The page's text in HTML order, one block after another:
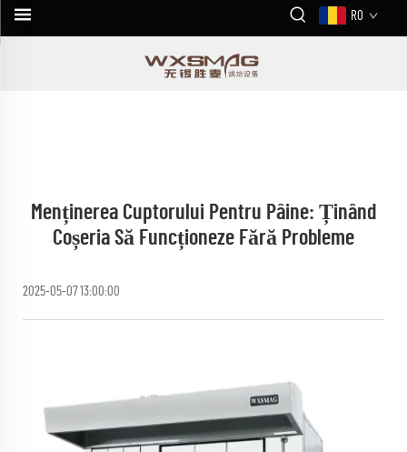
RO
Menținerea Cuptorului Pentru Pâine: Ținând
Coșeria Să Funcționeze Fără Probleme
2025-05-07 13:00:00